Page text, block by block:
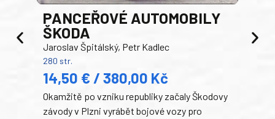
PANCEŘOVÉ AUTOMOBILY
ŠKODA
Jaroslav Špitálský, Petr Kadlec
280 str.
14,50 € / 380,00 Kč
Okamžitě po vzniku republiky začaly Škodovy
závody v Plzni vyrábět bojové vozy pro